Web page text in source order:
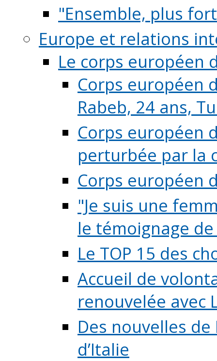
"Ensemble, plus
Europe et relations
Le corps européen
Corps européen
Rabeb, 24 ans,
Corps européen
perturbée par la
Corps européen
"Je suis une
le témoignage de
Le TOP 15 des
Accueil de
renouvelée avec
Des nouvelles
d’Italie